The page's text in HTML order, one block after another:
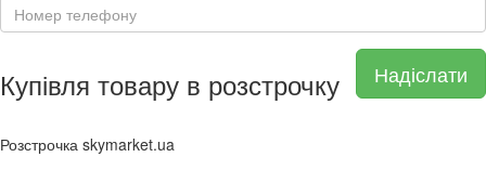
Надіслати
Купівля товару в розстрочку
Розстрочка skymarket.ua